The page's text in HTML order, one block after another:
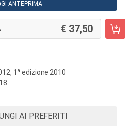
ANTEPRIMA
37,50
1 a edizione 2010
AI PREFERITI